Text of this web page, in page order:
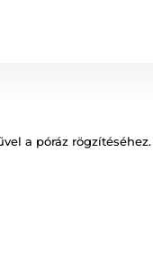
a póráz